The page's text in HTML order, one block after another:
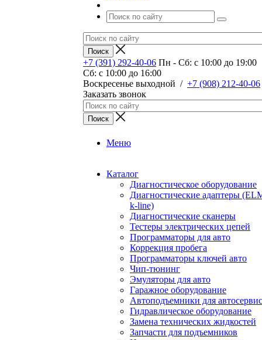
+7 (391) 292-40-06 Пн - Сб: c 10:00 до 19:00
Сб: c 10:00 до 16:00
​Воскресенье выходной / +7 (908) 212-40-06
Заказать звонок
Меню
Каталог
Диагностическое оборудование
Диагностические адаптеры
k-line)
Диагностические сканеры
Тестеры электрических цепей
Программаторы для авто
Коррекция пробега
Программаторы ключей авто
Чип-тюнинг
Эмуляторы для авто
Гаражное оборудование
Автоподъемники для
Гидравлическое оборудование
Замена технических жидкостей
Запчасти для подъемников